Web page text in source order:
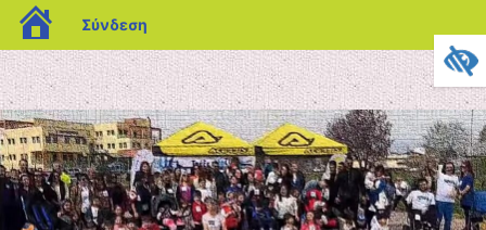
blogs.sch.gr
Σύνδεση